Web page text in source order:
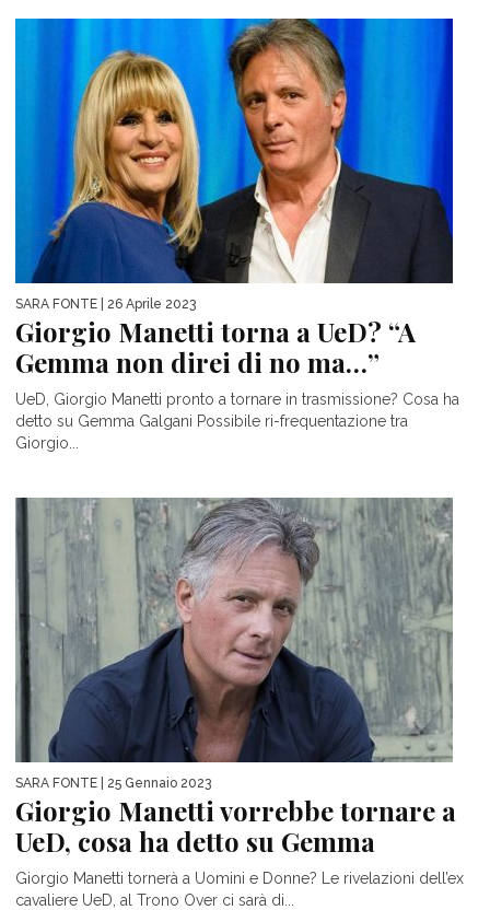
SARA FONTE | 26 Aprile 2023
Giorgio Manetti torna a UeD? “A
Gemma non direi di no ma…”
UeD, Giorgio Manetti pronto a tornare in trasmissione? Cosa ha
detto su Gemma Galgani Possibile ri-frequentazione tra
Giorgio...
SARA FONTE | 25 Gennaio 2023
Giorgio Manetti vorrebbe tornare a
UeD, cosa ha detto su Gemma
Giorgio Manetti tornerà a Uomini e Donne? Le rivelazioni dell’ex
cavaliere UeD, al Trono Over ci sarà di...